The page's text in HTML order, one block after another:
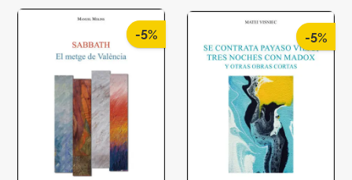
-5% -5%